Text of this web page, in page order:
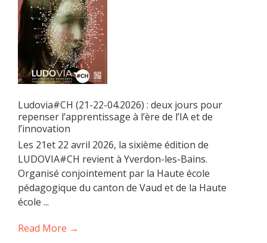
Ludovia#CH (21-22-04.2026) : deux jours pour
repenser l’apprentissage à l’ère de l’IA et de
l’innovation
Les 21et 22 avril 2026, la sixième édition de
LUDOVIA#CH revient à Yverdon-les-Bains.
Organisé conjointement par la Haute école
pédagogique du canton de Vaud et de la Haute
école ...
Read More →